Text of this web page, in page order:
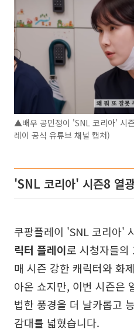
▲배우 공민정이 'SNL 코리아' 시
레이 공식 유튜브 채널 캡처)
'SNL 코리아' 시즌8 열
쿠팡플레이 'SNL 코리아'
릭터 플레이로 시청자들의
매 시즌 강한 캐릭터와 화
아온 쇼지만, 이번 시즌은
법한 풍경을 더 날카롭고
감대를 넓혔습니다.